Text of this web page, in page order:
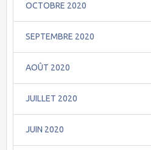
OCTOBRE 2020
SEPTEMBRE 2020
AOÛT 2020
JUILLET 2020
JUIN 2020